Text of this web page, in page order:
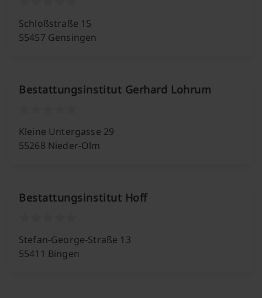
Schloßstraße 15
55457 Gensingen
Bestattungsinstitut Gerhard Lohrum
Kleine Untergasse 29
55268 Nieder-Olm
Bestattungsinstitut Hoff
Stefan-George-Straße 13
55411 Bingen